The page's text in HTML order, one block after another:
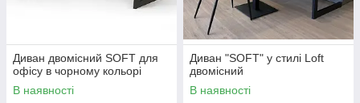
Диван двомісний SOFT для
офісу в чорному кольорі
В наявності
Диван "SOFT" у стилі Loft
двомісний
В наявності